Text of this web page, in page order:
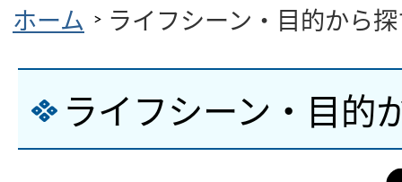
ホーム
ライフシーン・目的から
ライフシーン・目的